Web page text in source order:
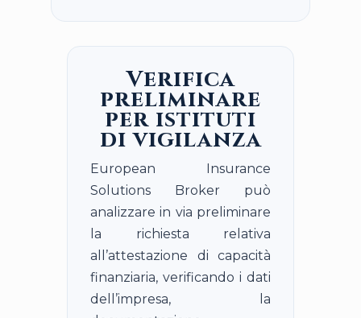
Verifica
preliminare
per istituti
di vigilanza
European Insurance
Solutions Broker può
analizzare in via preliminare
la richiesta relativa
all’attestazione di capacità
finanziaria, verificando i dati
dell’impresa, la